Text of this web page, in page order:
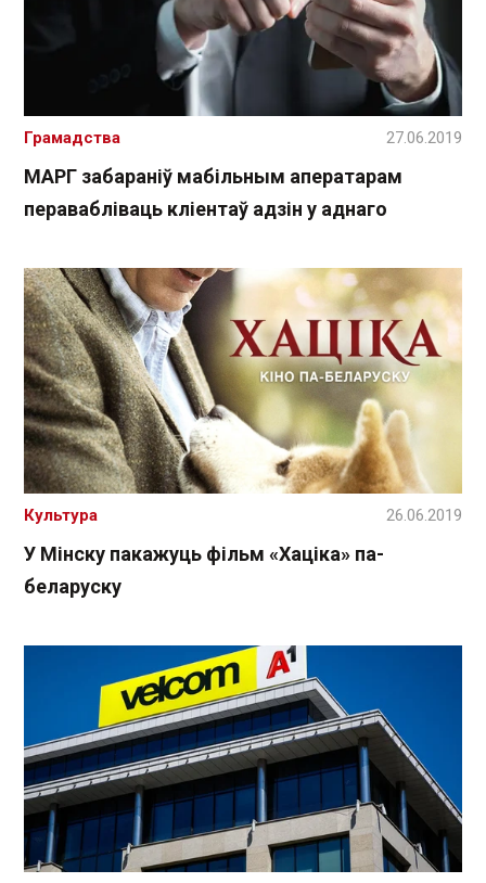
МАРГ забараніў мабільным аператарам
перавабліваць кліентаў адзін у аднаго
Грамадства 27.06.2019
У Мінску пакажуць фільм «Хаціка» па-
беларуску
Культура 26.06.2019